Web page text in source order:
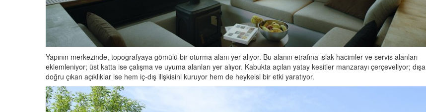
Yapının merkezinde, topografyaya gömülü bir oturma alanı yer alıyor. Bu alanın etrafına ıslak hacimler ve servis alanları
eklemleniyor; üst katta ise çalışma ve uyuma alanları yer alıyor. Kabukta açılan yatay kesitler manzarayı çerçeveliyor; dışa
doğru çıkan açıklıklar ise hem iç-dış ilişkisini kuruyor hem de heykelsi bir etki yaratıyor.